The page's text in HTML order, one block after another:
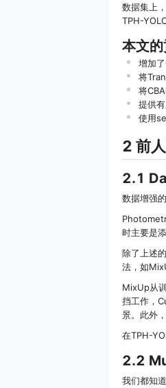
数据集上
TPH-
本文
增加
将
将
提供
使用
2 前
2.1
数据增强
时主要是
除了上述
法，如
MixUp从
挡工作，
景。此外
在TPH-
2.2
我们都知